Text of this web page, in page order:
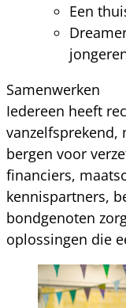
Een
Samenwerken
Iedereen heeft
vanzelfsprekend,
bergen voor
financiers,
kennispartners,
bondgenoten
oplossingen die